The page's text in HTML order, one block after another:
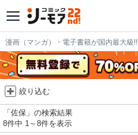
漫画（マンガ）・電子書籍が国内最大級!!
絞り込む
「佐保」の検索結果
8件中 1～8件を表示